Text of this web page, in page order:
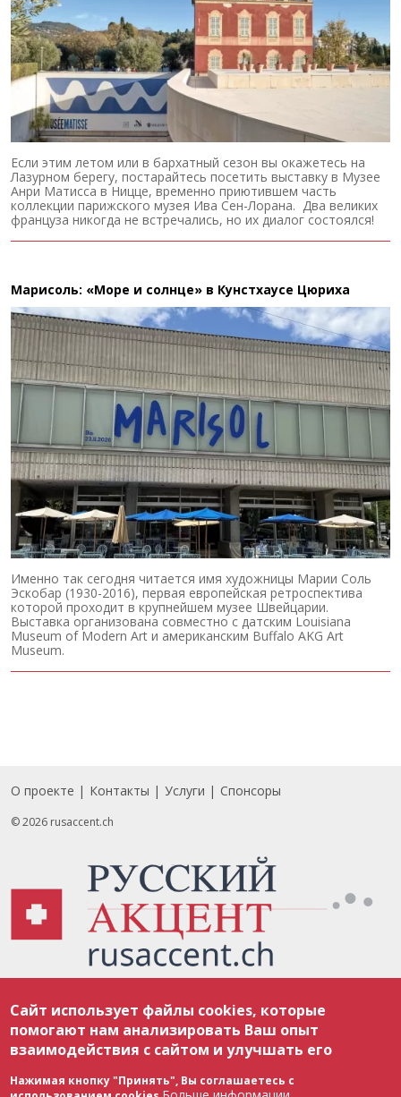
Если этим летом или в бархатный сезон вы окажетесь на
Лазурном берегу, постарайтесь посетить выставку в Музее
Анри Матисса в Ницце, временно приютившем часть
коллекции парижского музея Ива Сен-Лорана. Два великих
француза никогда не встречались, но их диалог состоялся!
Марисоль: «Море и солнце» в Кунстхаусе Цюриха
Именно так сегодня читается имя художницы Марии Соль
Эскобар (1930-2016), первая европейская ретроспектива
которой проходит в крупнейшем музее Швейцарии.
Выставка организована совместно с датским Louisiana
Museum of Modern Art и американским Buffalo AKG Art
Museum.
Footer
О проекте Контакты Услуги Спонсоры
© 2026 rusaccent.ch
соответствии с законодательством Швейцарии об авторском праве и
международными соглашениями. Полное или частичное использование
материалов возможно только с разрешения редакции. В случае полного
или частичного воспроизведения материалов сайта rusaccent.ch,
ОБЯЗАТЕЛЬНА АКТИВНАЯ ГИПЕРССЫЛКА на конкретный заимствованный
текст. Фотоизображения, размещенные редакцией rusaccent.ch, являются
ее исключительной собственностью. Полное или частичное
Сайт использует файлы cookies, которые
помогают нам анализировать Ваш опыт
взаимодействия с сайтом и улучшать его
Нажимая кнопку "Принять", Вы соглашаетесь с